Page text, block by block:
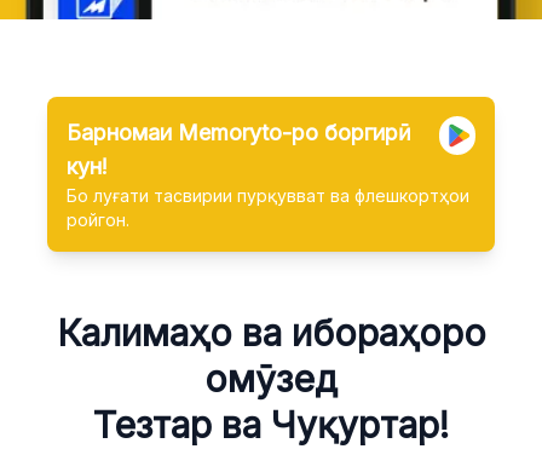
Барномаи Memoryto-ро боргирӣ
кун!
Бо луғати тасвирии пурқувват ва флешкортҳои
ройгон.
Калимаҳо ва ибораҳоро
омӯзед
Тезтар ва Чуқуртар!